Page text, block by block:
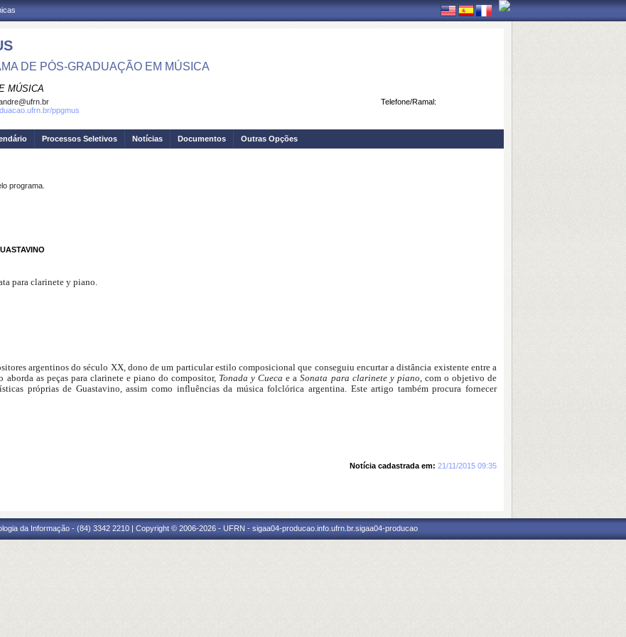
DE PÓS-GRADUAÇÃO EM MÚSICA
MÚSICA
Telefone/Ramal:
ppgmus
Processos Seletivos Notícias Documentos Outras Opções
programa.
para clarinete y piano.
argentinos do século XX, dono de um particular estilo composicional que conseguiu encurtar a distância existente entre a
as peças para clarinete e piano do compositor, Tonada y Cueca e a Sonata para clarinete y piano, com o objetivo de
próprias de Guastavino, assim como influências da música folclórica argentina. Este artigo também procura fornecer
Notícia cadastrada em: 21/11/2015 09:35
da Informação - (84) 3342 2210 | Copyright © 2006-2026 - UFRN - sigaa04-producao.info.ufrn.br.sigaa04-producao